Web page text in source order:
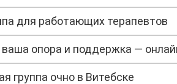
для работающих терапевтов
ваша опора и поддержка —
группа очно в Витебске